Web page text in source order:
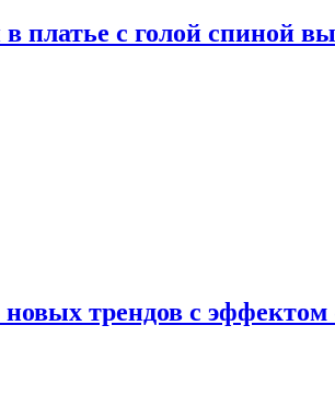
платье с голой спиной
трендов с эффектом